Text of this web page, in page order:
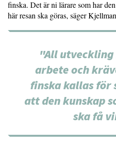
finska. Det är ni lärare som har
här resan ska göras, säger
"All
arbete och
finska kallas för
att den kunskap
ska få